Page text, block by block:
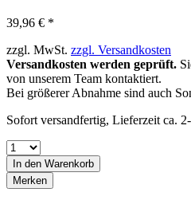
39,96 € *
zzgl. MwSt. zzgl. Versandkosten
Versandkosten werden geprüft.
von unserem Team kontaktiert.
Bei größerer Abnahme sind auch
Sofort versandfertig, Lieferzeit ca.
In den Warenkorb
Merken